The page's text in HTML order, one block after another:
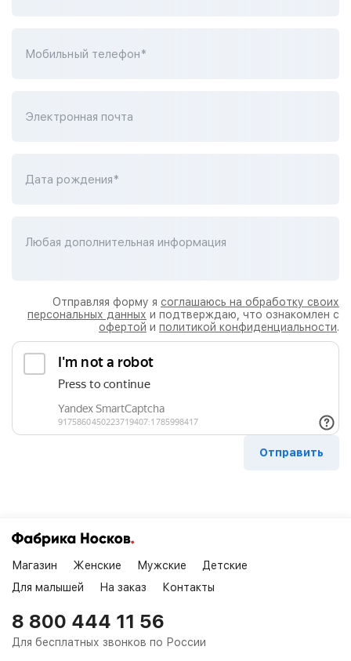
Мобильный телефон*
Электронная почта
Дата рождения*
Любая дополнительная информация
Отправляя форму я соглашаюсь на обработку своих
персональных данных и подтверждаю, что ознакомлен с
офертой и политикой конфиденциальности.
Магазин Женские Мужские
Детские
Для малышей
На заказ Контакты
8 800 444 11 56
Для бесплатных звонков по России